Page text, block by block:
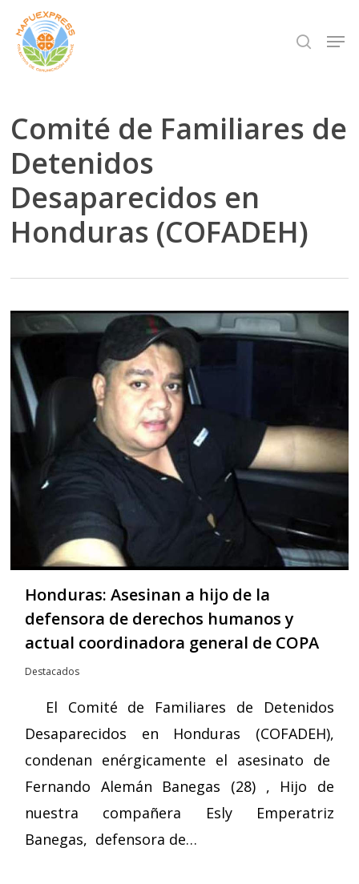
Skip
main
search
Comité de Familiares de
Detenidos
Desaparecidos en
Honduras (COFADEH)
Honduras: Asesinan a hijo de la
defensora de derechos humanos y
actual coordinadora general de COPA
Destacados
El Comité de Familiares de Detenidos
Desaparecidos en Honduras (COFADEH),
condenan enérgicamente el asesinato de
Fernando Alemán Banegas (28) , Hijo de
nuestra compañera Esly Emperatriz
Banegas, defensora de…
Close